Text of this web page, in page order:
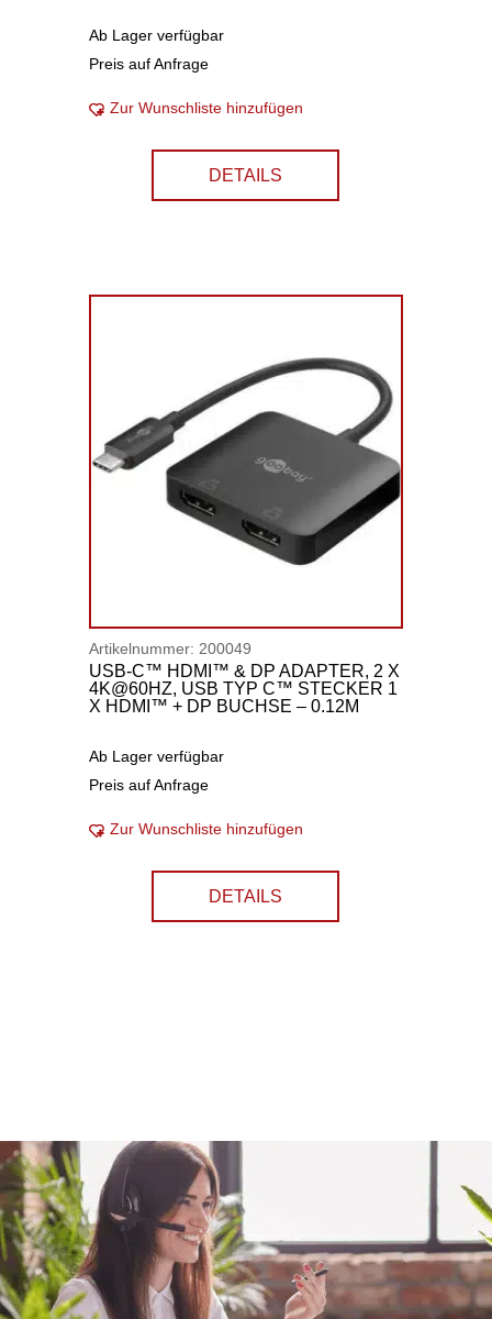
Ab Lager verfügbar
Preis auf Anfrage
Zur Wunschliste hinzufügen
DETAILS
Artikelnummer: 200049
USB-C™ HDMI™ & DP ADAPTER, 2 X
4K@60HZ, USB TYP C™ STECKER 1
X HDMI™ + DP BUCHSE – 0.12M
Ab Lager verfügbar
Preis auf Anfrage
Zur Wunschliste hinzufügen
DETAILS